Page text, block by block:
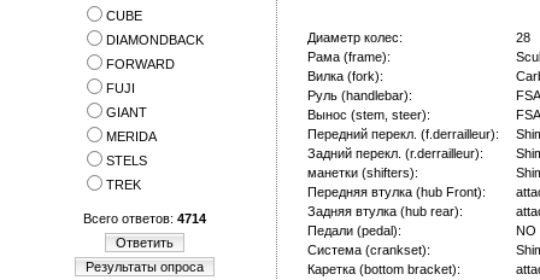
CUBE
DIAMONDBACK
FORWARD
FUJI
GIANT
MERIDA
STELS
TREK
Всего ответов: 4714
Ответить
Результаты опроса
Диаметр колес:
28
Рама (frame):
Вилка (fork):
Руль (handlebar):
Вынос (stem, steer):
Передний перекл. (f.derrailleur):
Задний перекл. (r.derrailleur):
манетки (shifters):
Передняя втулка (hub Front):
Задняя втулка (hub rear):
Педали (pedal):
NO
Система (crankset):
Каретка (bottom bracket):